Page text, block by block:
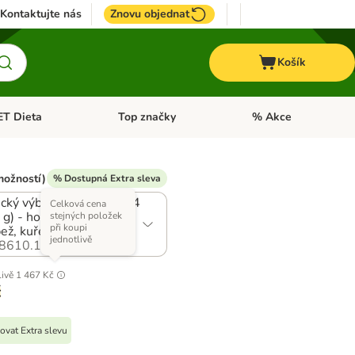
Kontaktujte nás Znovu objednat
Košík
Koně
Dieta Otevřít menu: + VET Dieta
Top značky Otevřít menu: Top
% Akce
% Dostupná Extra sleva
výběr v omáčce (144
- hovězí, jehněčí,
kuře
1 467 Kč
Celková cena
stejných položek
při koupi
jednotlivě
Extra slevu